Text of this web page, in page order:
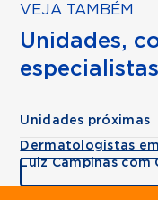
VEJA TAMBÉM
Unidades,
Unidades próximas
Dermatologistas
Luiz Campinas com